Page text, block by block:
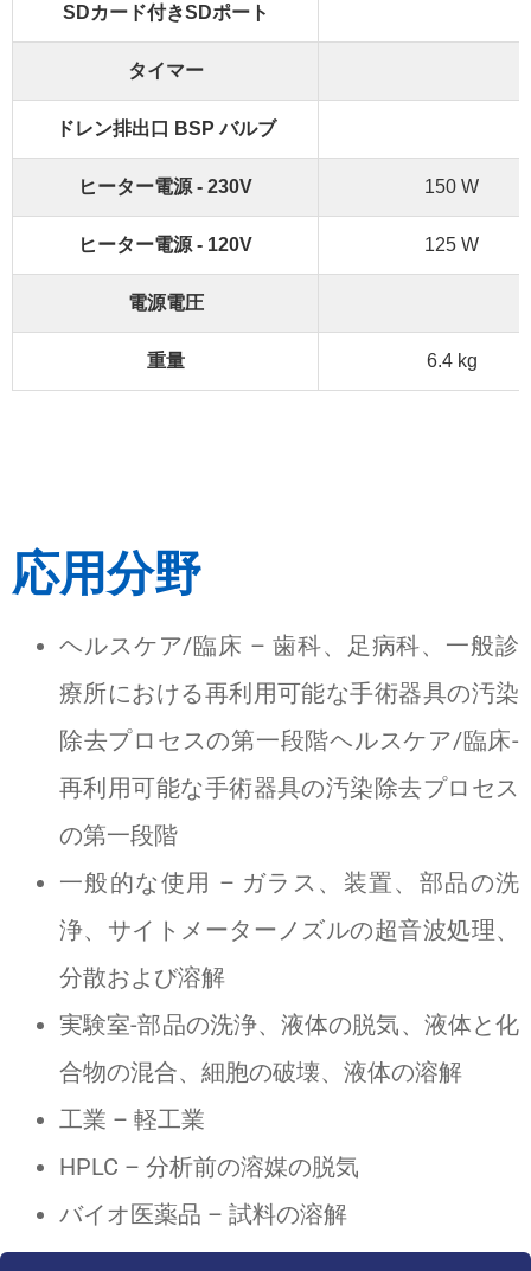
SDカード付きSDポート
タイマー
ドレン排出口 BSP バルブ
ヒーター電源 - 230V 150 W
ヒーター電源 - 120V 125 W
電源電圧
重量 6.4 kg
応用分野
ヘルスケア/臨床 – 歯科、足病科、一般診
療所における再利用可能な手術器具の汚染
除去プロセスの第一段階ヘルスケア/臨床-
再利用可能な手術器具の汚染除去プロセス
の第一段階
一般的な使用 – ガラス、装置、部品の洗
浄、サイトメーターノズルの超音波処理、
分散および溶解
実験室-部品の洗浄、液体の脱気、液体と化
合物の混合、細胞の破壊、液体の溶解
工業 – 軽工業
HPLC – 分析前の溶媒の脱気
バイオ医薬品 – 試料の溶解